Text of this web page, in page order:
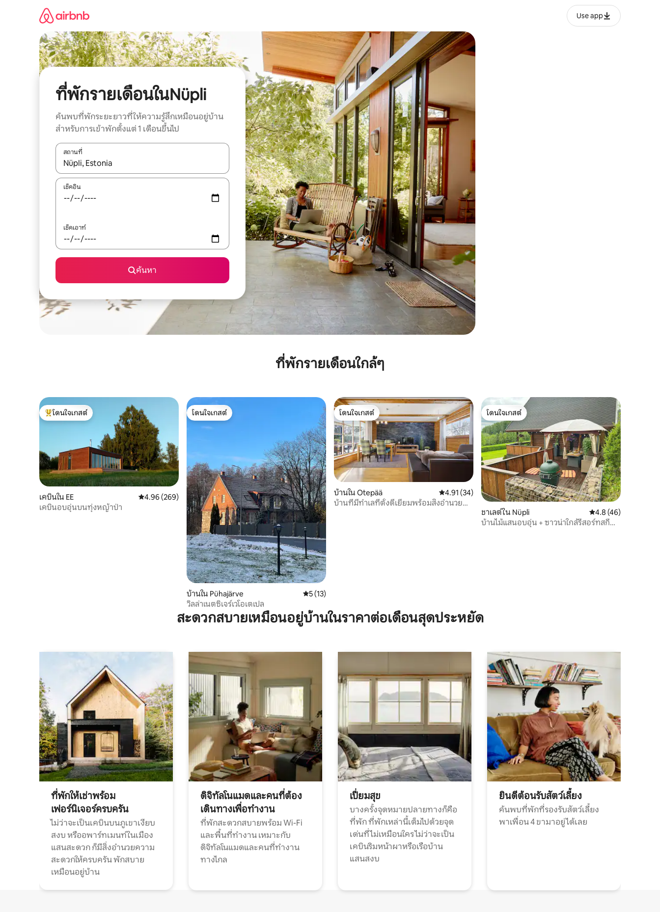
Use app
ที่พักรายเดือนในNüpli
ค้นพบที่พักระยะยาวที่ให้ความรู้สึกเหมือนอยู่บ้าน
สำหรับการเข้าพักตั้งแต่ 1 เดือนขึ้นไป
สถานที่
ใช้ลูกศรขึ้นลง หรือใช้การสัมผัสหรือปัด เพื่อสำรวจผลการค้นหา
เช็คอิน
เช็คเอาท์
ค้นหา
ที่พักรายเดือนใกล้ๆ
โดนใจเกสต์ที่สุด
โดนใจเกสต์
เคบินใน EE คะแนนเฉลี่ย 4.96 จาก 5, 269 รีวิว
4.96 (269)
เคบินอบอุ่นบนทุ่งหญ้าป่า
โดนใจเกสต์
โดนใจเกสต์
บ้านใน Pühajärve คะแนนเฉลี่ย 5 จาก 5, 13 รีวิว
5 (13)
วิลล่าเนตซิเจร์เวโอเตเปล
โดนใจเกสต์
โดนใจเกสต์
บ้านใน Otepää คะแนนเฉลี่ย 4.91 จาก 5, 34 รีวิว
4.91 (34)
บ้านที่มีทำเลที่ตั้งดีเยี่ยมพร้อมสิ่งอำนวย
โดนใจเกสต์
โดนใจเกสต์
ชาเลต์ใน Nüpli คะแนนเฉลี่ย 4.8 จาก
4.8 (46)
บ้านไม้แสนอบอุ่น + ซาวน่าใกล้รีสอร์ทสกี
สะดวกสบายเหมือนอยู่บ้านในราคาต่อเดือนสุดประหยัด
ที่พักให้เช่าพร้อม
เฟอร์นิเจอร์ครบครัน
ไม่ว่าจะเป็นเคบินบนภูเขาเงียบ
สงบ หรืออพาร์ทเมนท์ในเมือง
แสนสะดวก ก็มีสิ่งอำนวยความ
สะดวกให้ครบครัน พักสบาย
เหมือนอยู่บ้าน
ดิจิทัลโนแมดและคนที่ต้อง
เดินทางเพื่อทำงาน
ที่พักสะดวกสบายพร้อม Wi-Fi
และพื้นที่ทำงาน เหมาะกับ
ดิจิทัลโนแมดและคนที่ทำงาน
ทางไกล
เปี่ยมสุข
บางครั้งจุดหมายปลายทางก็คือ
ที่พัก ที่พักเหล่านี้เต็มไปด้วยจุด
เด่นที่ไม่เหมือนใคร ไม่ว่าจะเป็น
เคบินริมหน้าผาหรือเรือบ้าน
แสนสงบ
ยินดีต้อนรับสัตว์เลี้ยง
ค้นพบที่พักที่รองรับสัตว์เลี้ยง
พาเพื่อน 4 ขามาอยู่ได้เลย